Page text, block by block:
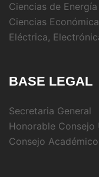
Ciencias de
Ciencias
Eléctrica,
BASE LEGAL
Secretaria General
Honorable Consejo
Consejo Académico